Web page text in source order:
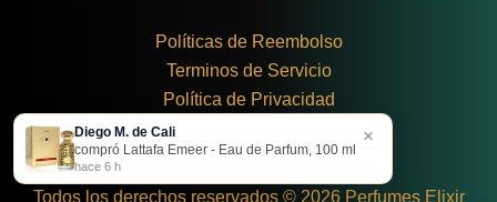
Políticas de Reembolso
Terminos de Servicio
Política de Privacidad
Todos los derechos reservados © 2026 Perfumes Elixir
Diego M. de Cali
compró Lattafa Emeer - Eau de Parfum, 100 ml
hace 6 h
×